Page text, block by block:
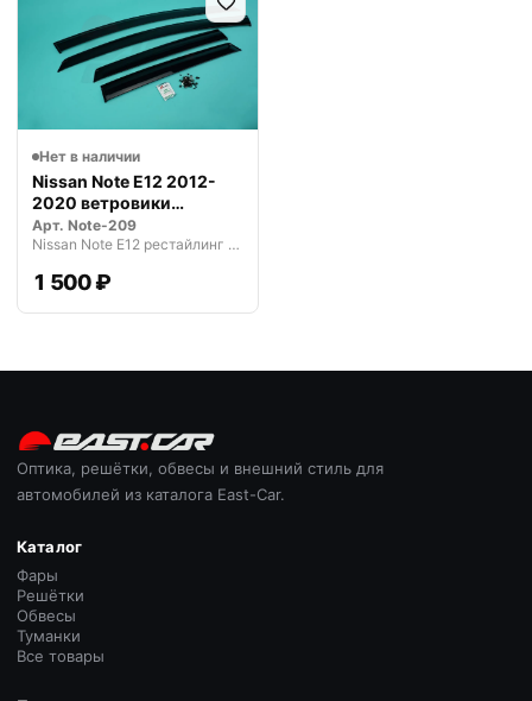
Нет в наличии
Nissan Note E12 2012-
2020 ветровики
дефлекторы ок…
Арт. Note-209
Nissan Note E12 рестайлинг (2016—2020)
1 500 ₽
Оптика, решётки, обвесы и внешний стиль для
автомобилей из каталога East-Car.
Каталог
Фары
Решётки
Обвесы
Туманки
Все товары